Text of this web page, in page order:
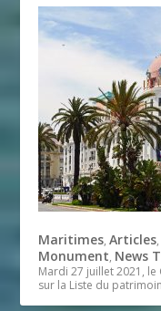
Maritimes,Articles,
Monument, News
Mardi 27 juillet 2021,
sur la Liste du